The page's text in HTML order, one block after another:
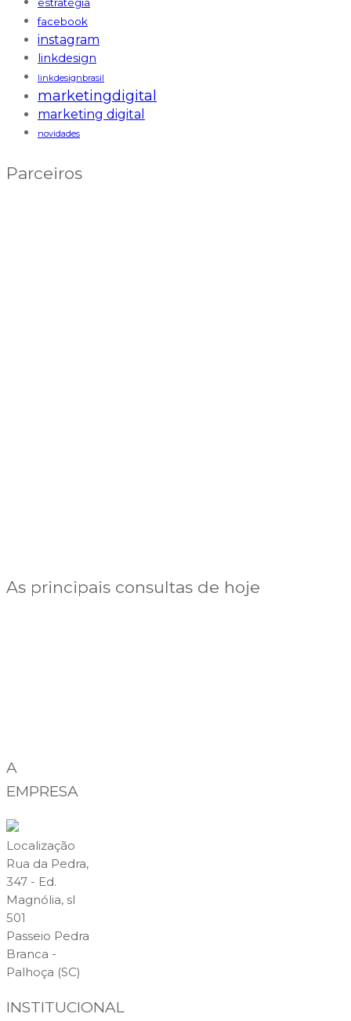
facebook
instagram
linkdesign
linkdesignbrasil
marketingdigital
marketing digital
novidades
Parceiros
As principais consultas de hoje
A
EMPRESA
Localização
Rua da Pedra,
347 - Ed.
Magnólia, sl
501
Passeio Pedra
Branca -
Palhoça (SC)
INSTITUCIONAL